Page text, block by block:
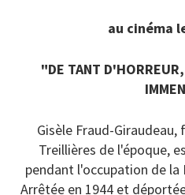
au cinéma
"DE TANT
Gisèle Fraud-
Treillières de l'époque,
pendant l'occupation de la
Arrêtée en 1944 et